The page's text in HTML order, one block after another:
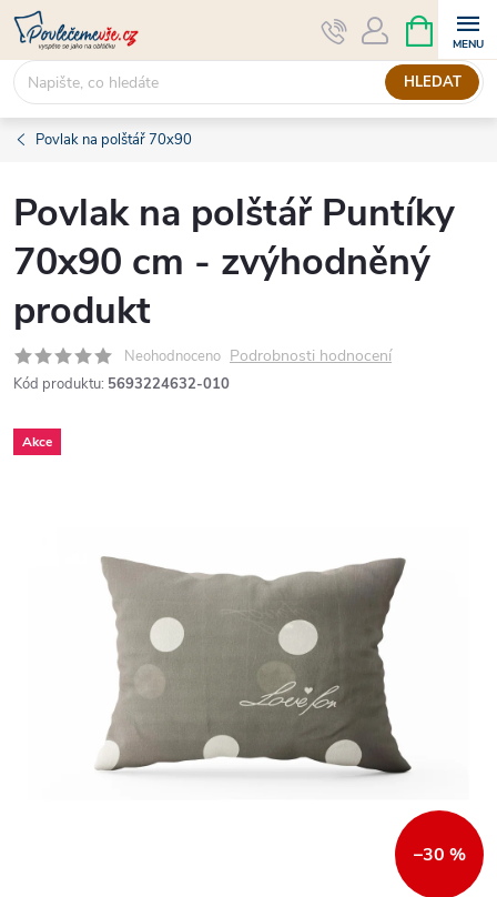
Přejít
obsah
HLEDAT
NÁKUPNÍ
KOŠÍK
Povlak na polštář 70x90
Povlak na polštář Puntíky
70x90 cm - zvýhodněný
produkt
Neohodnoceno Podrobnosti hodnocení
Kód produktu: 5693224632-010
Akce
–30 %